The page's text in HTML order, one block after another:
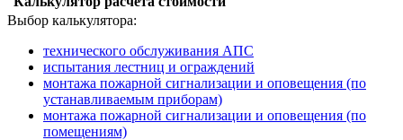
Выбор калькулятора:
технического обслуживания АПС
испытания лестниц и ограждений
монтажа пожарной сигнализации и оповещения (по
устанавливаемым приборам)
монтажа пожарной сигнализации и оповещения (по
помещениям)